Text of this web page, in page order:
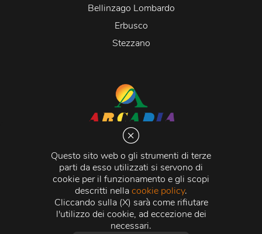
Questo sito web o gli strumenti di terze
parti da esso utilizzati si servono di
cookie per il funzionamento e gli scopi
descritti nellacookie policy.
Cliccando sulla (X) sarà come rifiutare
l'utilizzo dei cookie, ad eccezione dei
necessari.
Bellinzago Lombardo
Erbusco
Stezzano
Via Martiri della Libertà 20066 Melzo (MI)
C.C.I.A.A. - R.E.A di Milano n. 1427910
Registro delle Imprese di Milano n. 338392 -
Fiscale e Partita Iva11015840157 | Capitale Sociale
500.000,00 i.v.
Credits:Crea Informatica S.r.l. 2026 © Tutti i diritti
riservati.